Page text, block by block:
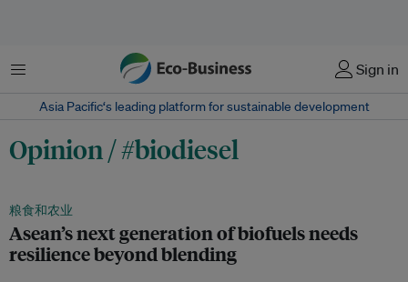
菜单 Sign in
Asia Pacific‘s leading platform for sustainable development
Opinion / #biodiesel
粮食和农业
Asean’s next generation of biofuels needs
resilience beyond blending